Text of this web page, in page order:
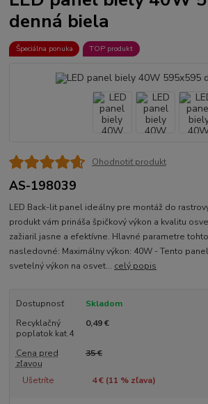
denná biela
Špeciálna ponuka TOP produkt
Ohodnotiť produkt
AS-198039
LED Back-lit panel ideálny pre montáž do
produkt vám prináša špičkový výkon a kvalitu
zažiaril jasne a efektívne. Hlavné parametre
nasledovné: Maximálny výkon: 40W - Tento
svetelný výkon na osvet... celý popis
Dostupnosť
Skladom
Recyklačný
poplatok kat.4
0,49 €
Cena pred
zľavou
35 €
Ušetríte 4 € (11 % zľava)